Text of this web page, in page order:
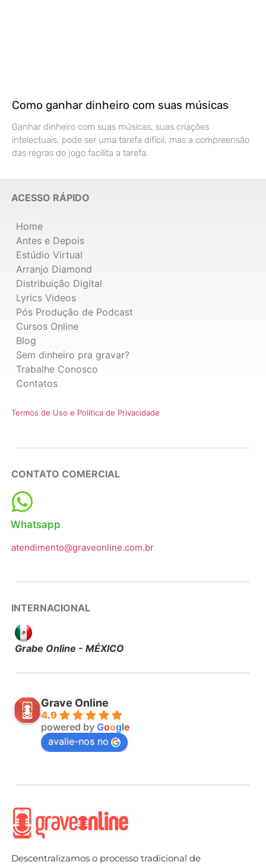
Como ganhar dinheiro com suas músicas
Ganhar dinheiro com suas músicas, suas criações
intelectuais, pode ser uma tarefa difícil, mas a compreensão
das regras do jogo facilita a tarefa.
ACESSO RÁPIDO
Home
Antes e Depois
Estúdio Virtual
Arranjo Diamond
Distribuição Digital
Lyrics Videos
Pós Produção de Podcast
Cursos Online
Blog
Sem dinheiro pra gravar?
Trabalhe Conosco
Contatos
Termos de Uso e Política de Privacidade
CONTATO COMERCIAL
Whatsapp
atendimento@graveonline.com.br
INTERNACIONAL
Grabe Online - MÉXICO
Grave Online
4.9
powered by Google
avalie-nos no
Descentralizamos o processo tradicional de